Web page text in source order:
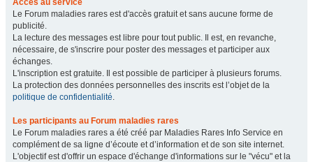
Accès au service
Le Forum maladies rares est d'accès gratuit et sans aucune forme de
publicité.
La lecture des messages est libre pour tout public. Il est, en revanche,
nécessaire, de s'inscrire pour poster des messages et participer aux
échanges.
L'inscription est gratuite. Il est possible de participer à plusieurs forums.
La protection des données personnelles des inscrits est l’objet de la
politique de confidentialité.
Les participants au Forum maladies rares
Le Forum maladies rares a été créé par Maladies Rares Info Service en
complément de sa ligne d’écoute et d’information et de son site internet.
L'objectif est d'offrir un espace d'échange d'informations sur le "vécu" et la